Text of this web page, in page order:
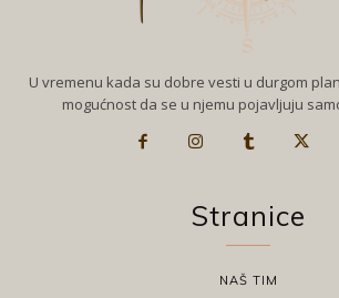
U vremenu kada su dobre vesti u durgom
mogućnost da se u njemu pojavljuju
Stranice
NAŠ TIM